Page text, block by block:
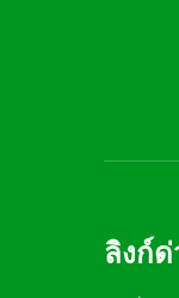
ลิงก์